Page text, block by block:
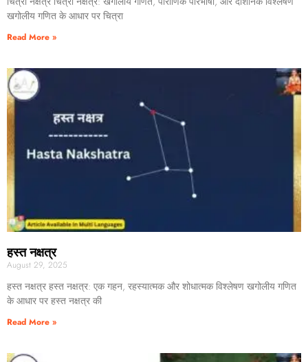
खगोलीय गणित के आधार पर चित्रा
Read More »
हस्त नक्षत्र
August 29, 2025
हस्त नक्षत्र हस्त नक्षत्र: एक गहन, रहस्यात्मक और शोधात्मक विश्लेषण खगोलीय गणित
के आधार पर हस्त नक्षत्र की
Read More »